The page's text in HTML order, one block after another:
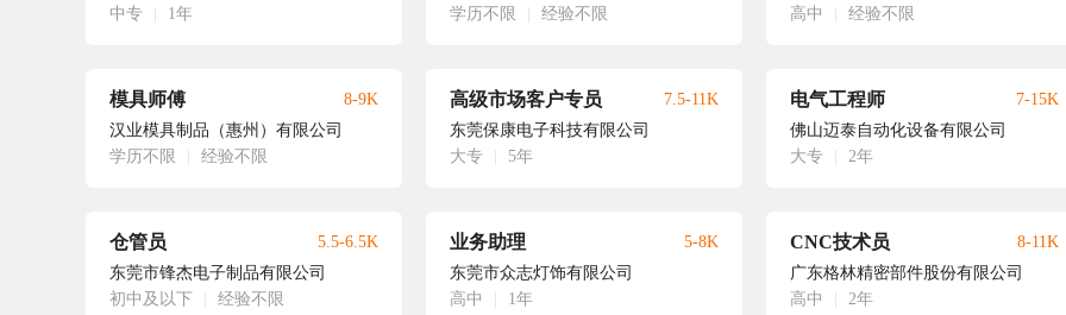
中专
1年
学历不限
经验不限
高中
经验不限
模具师傅
汉业模具制品（惠州）有限公司
学历不限
经验不限
8-9K 高级市场客户专员
东莞保康电子科技有限公司
大专
5年
7.5-11K 电气工程师
佛山迈泰自动化设备有限公司
大专
2年
7-15K
仓管员
东莞市锋杰电子制品有限公司
初中及以下
经验不限
5.5-6.5K 业务助理
东莞市众志灯饰有限公司
高中
1年
5-8K CNC技术员
广东格林精密部件股份有限公司
高中
2年
8-11K